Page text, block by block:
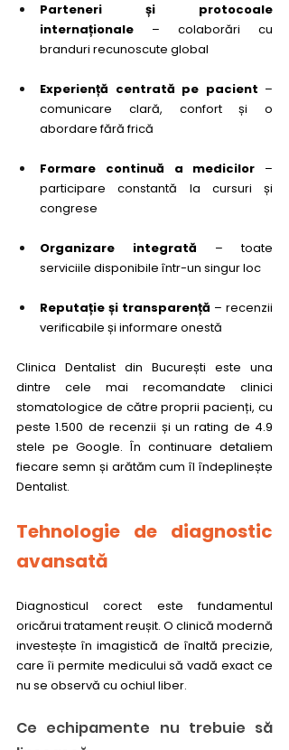
Parteneri și protocoale
internaționale – colaborări cu
branduri recunoscute global
Experiență centrată pe pacient –
comunicare clară, confort și o
abordare fără frică
Formare continuă a medicilor –
participare constantă la cursuri și
congrese
Organizare integrată – toate
serviciile disponibile într-un singur loc
Reputație și transparență – recenzii
verificabile și informare onestă
Clinica Dentalist din București este una
dintre cele mai recomandate clinici
stomatologice de către proprii pacienți, cu
peste 1.500 de recenzii și un rating de 4.9
stele pe Google. În continuare detaliem
fiecare semn și arătăm cum îl îndeplinește
Dentalist.
Tehnologie de diagnostic
avansată
Diagnosticul corect este fundamentul
oricărui tratament reușit. O clinică modernă
investește în imagistică de înaltă precizie,
care îi permite medicului să vadă exact ce
nu se observă cu ochiul liber.
Ce echipamente nu trebuie să